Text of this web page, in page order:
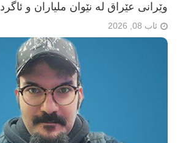
وێرانی عێراق لە نێوان ملیاران و ئاگردا
ئاب 08, 2026